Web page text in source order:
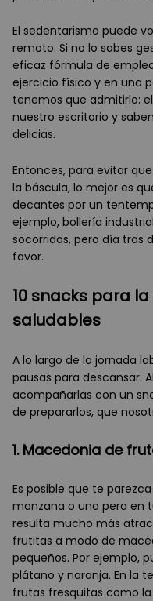
El sedentarismo puede
remoto. Si no lo sabes
eficaz fórmula de
ejercicio físico y en una
tenemos que admitirlo:
nuestro escritorio y
delicias.
Entonces, para evitar
la báscula, lo mejor es
decantes por un
ejemplo, bollería
socorridas, pero día tras
favor.
10 snacks para la
saludables
A lo largo de la jornada
pausas para descansar.
acompañarlas con un
de prepararlos, que
1. Macedonia de
Es posible que te
manzana o una pera en
resulta mucho más
frutitas a modo de
pequeños. Por ejemplo,
plátano y naranja. En la
frutas fresquitas como la